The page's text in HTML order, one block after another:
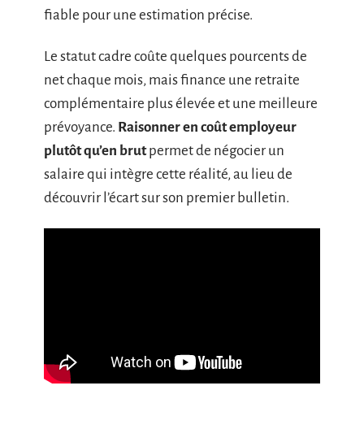
fiable pour une estimation précise.
Le statut cadre coûte quelques pourcents de
net chaque mois, mais finance une retraite
complémentaire plus élevée et une meilleure
prévoyance. Raisonner en coût employeur
plutôt qu’en brutpermet de négocier un
salaire qui intègre cette réalité, au lieu de
découvrir l’écart sur son premier bulletin.